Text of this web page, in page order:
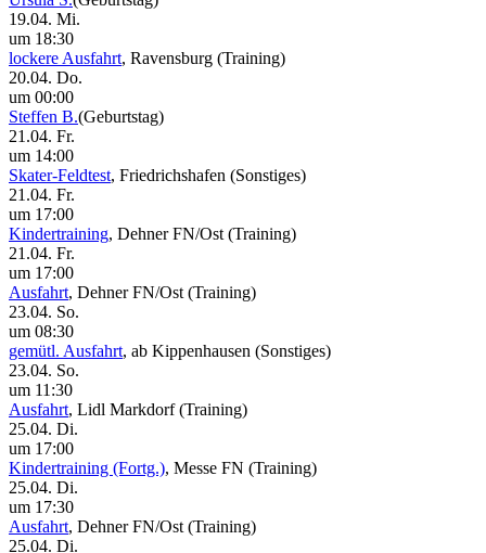
19.04. Mi.
um 18:30
lockere Ausfahrt, Ravensburg (Training)
20.04. Do.
um 00:00
Steffen B.(Geburtstag)
21.04. Fr.
um 14:00
Skater-Feldtest, Friedrichshafen (Sonstiges)
21.04. Fr.
um 17:00
Kindertraining, Dehner FN/Ost (Training)
21.04. Fr.
um 17:00
Ausfahrt, Dehner FN/Ost (Training)
23.04. So.
um 08:30
gemütl. Ausfahrt, ab Kippenhausen (Sonstiges)
23.04. So.
um 11:30
Ausfahrt, Lidl Markdorf(Training)
25.04. Di.
um 17:00
Kindertraining (Fortg.), Messe FN (Training)
25.04. Di.
um 17:30
Ausfahrt, Dehner FN/Ost (Training)
25.04. Di.